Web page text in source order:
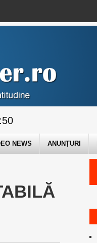
NEWS ANUNȚURI